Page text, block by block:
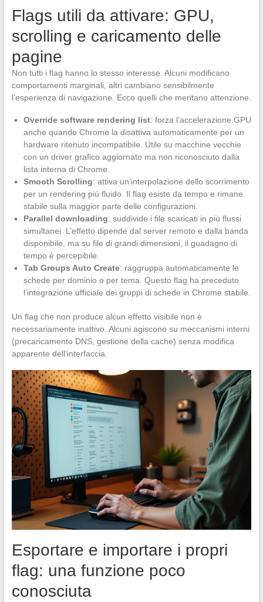
Flags utili da attivare: GPU,
scrolling e caricamento delle
pagine
Non tutti i flag hanno lo stesso interesse. Alcuni modificano
comportamenti marginali, altri cambiano sensibilmente
l’esperienza di navigazione. Ecco quelli che meritano attenzione.
Override software rendering list: forza l’accelerazione GPU
anche quando Chrome la disattiva automaticamente per un
hardware ritenuto incompatibile. Utile su macchine vecchie
con un driver grafico aggiornato ma non riconosciuto dalla
lista interna di Chrome.
Smooth Scrolling: attiva un’interpolazione dello scorrimento
per un rendering più fluido. Il flag esiste da tempo e rimane
stabile sulla maggior parte delle configurazioni.
Parallel downloading: suddivide i file scaricati in più flussi
simultanei. L’effetto dipende dal server remoto e dalla banda
disponibile, ma su file di grandi dimensioni, il guadagno di
tempo è percepibile.
Tab Groups Auto Create: raggruppa automaticamente le
schede per dominio o per tema. Questo flag ha preceduto
l’integrazione ufficiale dei gruppi di schede in Chrome stabile.
Un flag che non produce alcun effetto visibile non è
necessariamente inattivo. Alcuni agiscono su meccanismi interni
(precaricamento DNS, gestione della cache) senza modifica
apparente dell’interfaccia.
Esportare e importare i propri
flag: una funzione poco
conosciuta